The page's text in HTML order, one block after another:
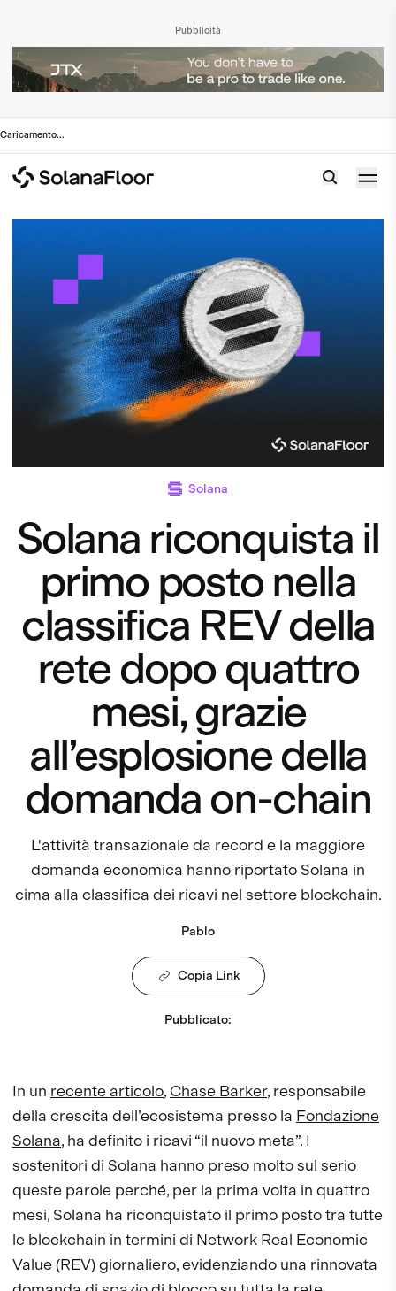
Pubblicità
Caricamento...
Solana
Solana riconquista il
primo posto nella
classifica REV della
rete dopo quattro
mesi, grazie
all’esplosione della
domanda on-chain
L'attività transazionale da record e la maggiore
domanda economica hanno riportato Solana in
cima alla classifica dei ricavi nel settore blockchain.
Pablo
Copia Link
Pubblicato:
In un recente articolo, Chase Barker, responsabile
della crescita dell’ecosistema presso la Fondazione
Solana, ha definito i ricavi “il nuovo meta”. I
sostenitori di Solana hanno preso molto sul serio
queste parole perché, per la prima volta in quattro
mesi, Solana ha riconquistato il primo posto tra tutte
le blockchain in termini di Network Real Economic
Value (REV) giornaliero, evidenziando una rinnovata